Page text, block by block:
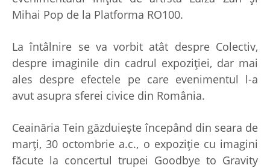
Mihai Pop de la Platforma RO100.
La întâlnire se va vorbit atât despre Colectiv,
despre imaginile din cadrul expoziției, dar mai
ales despre efectele pe care evenimentul l-a
avut asupra sferei civice din România.
Ceainăria Tein găzduiește începând din seara de
marți, 30 octombrie a.c., o expoziție cu imagini
făcute la concertul trupei Goodbye to Gravity